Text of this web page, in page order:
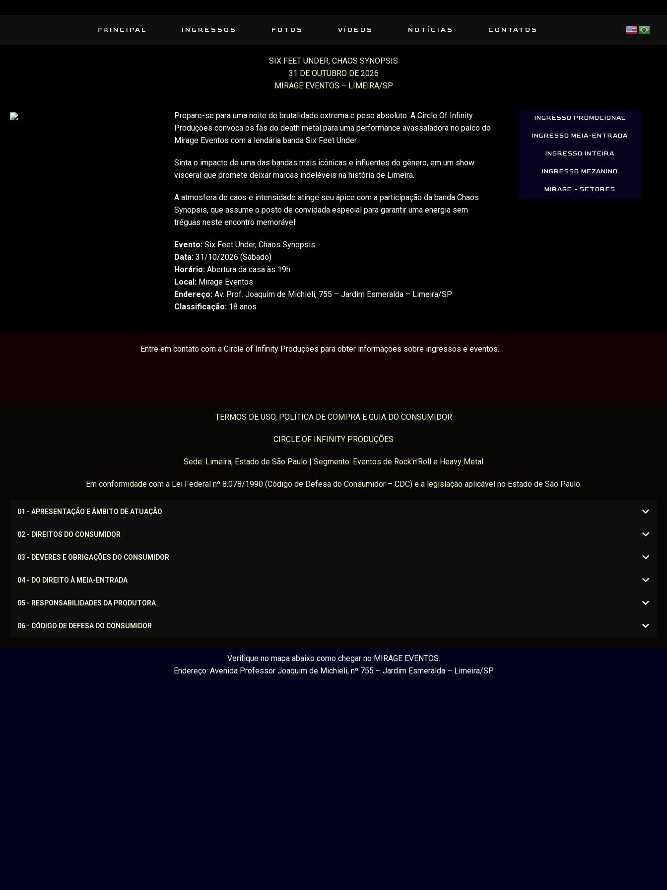
PRINCIPAL INGRESSOS FOTOS VÍDEOS NOTÍCIAS CONTATOS
SIX FEET UNDER, CHAOS SYNOPSIS
31 DE OUTUBRO DE 2026
MIRAGE EVENTOS – LIMEIRA/SP
Prepare-se para uma noite de brutalidade extrema e peso absoluto. A Circle Of Infinity
Produções convoca os fãs do death metal para uma performance avassaladora no palco do
Mirage Eventos com a lendária banda Six Feet Under.
Sinta o impacto de uma das bandas mais icônicas e influentes do gênero, em um show
visceral que promete deixar marcas indeléveis na história de Limeira.
A atmosfera de caos e intensidade atinge seu ápice com a participação da banda Chaos
Synopsis, que assume o posto de convidada especial para garantir uma energia sem
tréguas neste encontro memorável.
Evento: Six Feet Under, Chaos Synopsis
Data: 31/10/2026 (Sábado)
Horário: Abertura da casa às 19h
Local: Mirage Eventos
Endereço: Av. Prof. Joaquim de Michieli, 755 – Jardim Esmeralda – Limeira/SP
Classificação: 18 anos
INGRESSO PROMOCIONAL
INGRESSO MEIA-ENTRADA
INGRESSO INTEIRA
INGRESSO MEZANINO
MIRAGE - SETORES
Entre em contato com a Circle of Infinity Produções para obter informações sobre ingressos e eventos.
TERMOS DE USO, POLÍTICA DE COMPRA E GUIA DO CONSUMIDOR
CIRCLE OF INFINITY PRODUÇÕES
Sede: Limeira, Estado de São Paulo | Segmento: Eventos de Rock’n’Roll e Heavy Metal
Em conformidade com a Lei Federal nº 8.078/1990 (Código de Defesa do Consumidor – CDC) e a legislação aplicável no Estado de São Paulo.
01 - APRESENTAÇÃO E ÂMBITO DE ATUAÇÃO
02 - DIREITOS DO CONSUMIDOR
03 - DEVERES E OBRIGAÇÕES DO CONSUMIDOR
04 - DO DIREITO À MEIA-ENTRADA
05 - RESPONSABILIDADES DA PRODUTORA
06 - CÓDIGO DE DEFESA DO CONSUMIDOR
Verifique no mapa abaixo como chegar no MIRAGE EVENTOS.
Endereço: Avenida Professor Joaquim de Michieli, nº 755 – Jardim Esmeralda – Limeira/SP